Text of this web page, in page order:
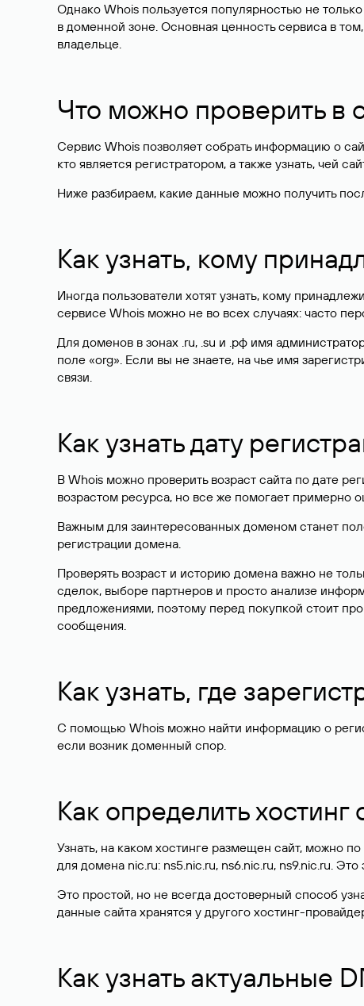
Однако Whois пользуется популярностью не
в доменной зоне. Основная ценность сервиса в
владельце.
Что можно проверить в
Сервис Whois позволяет собрать информацию о
кто является регистратором, а также узнать, чей
Ниже разбираем, какие данные можно получить
Как узнать, кому
Иногда пользователи хотят узнать, кому
сервисе Whois можно не во всех случаях: часто
Для доменов в зонах .ru, .su и .рф имя
поле «org». Если вы не знаете, на чье имя
связи.
Как узнать дату
В Whois можно проверить возраст сайта по дате
возрастом ресурса, но все же помогает примерно
Важным для заинтересованных доменом станет
регистрации домена.
Проверять возраст и историю домена важно не
сделок, выборе партнеров и просто анализе
предложениями, поэтому перед покупкой стоит
сообщения.
Как узнать, где
С помощью Whois можно найти информацию о
если возник доменный спор.
Как определить
Узнать, на каком хостинге размещен сайт, можно
для домена nic.ru: ns5.nic.ru, ns6.nic.ru, ns9.nic.ru.
Это простой, но не всегда достоверный способ
данные сайта хранятся у другого хостинг-
Как узнать актуальные